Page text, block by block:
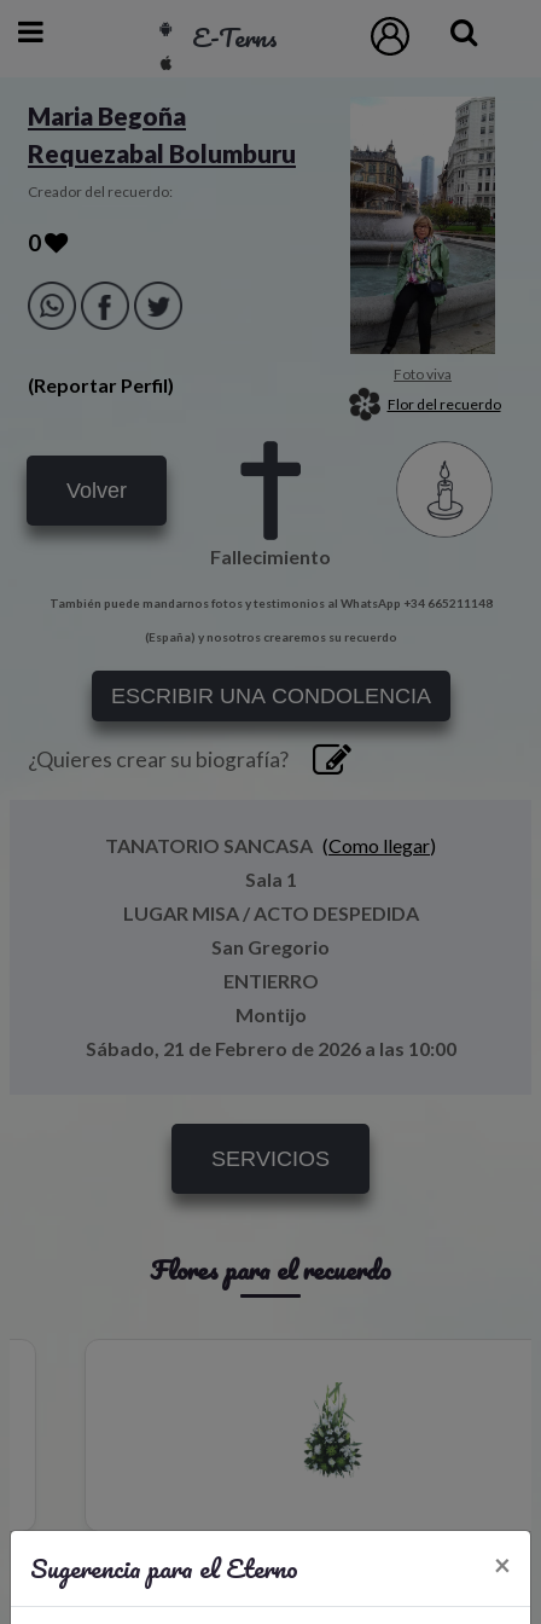
E-Terns
ESP
ENG
POR
Inicio
Acceso
Eternos
Pedidos
Maria Begoña
Requezabal Bolumburu
Creador del recuerdo:
0
(Reportar Perfil)
Foto viva
Flor del recuerdo
Volver
Fallecimiento
También puede mandarnos fotos y testimonios al WhatsApp +34 665211148
(España) y nosotros crearemos su recuerdo
ESCRIBIR UNA CONDOLENCIA
¿Quieres crear su biografía?
TANATORIO SANCASA (Como llegar)
Sala 1
LUGAR MISA / ACTO DESPEDIDA
San Gregorio
ENTIERRO
Montijo
Sábado, 21 de Febrero de 2026 a las 10:00
SERVICIOS
Flores para el recuerdo
Sugerencia para el Eterno ×